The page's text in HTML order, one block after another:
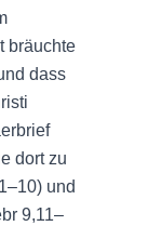
bräuchte
dass
dort zu
und
9,11–